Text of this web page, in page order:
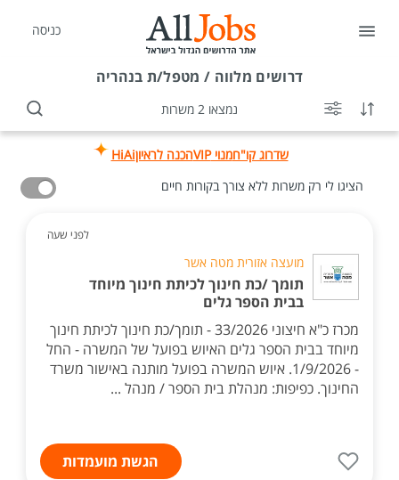
כניסה
דרושים מלווה / מטפל/ת בנהריה
נמצאו 2 משרות
שדרוג קו"חמנוי VIP הכנה לראיוןHiAi
הציגו לי רק משרות ללא צורך בקורות חיים
לפני שעה
מועצה אזורית מטה אשר
תומך /כת חינוך לכיתת חינוך מיוחד
בבית הספר גלים
מכרז כ"א חיצוני 33/2026 - תומך/כת חינוך לכיתת חינוך
מיוחד בבית הספר גלים האיוש בפועל של המשרה - החל
- 1/9/2026. איוש המשרה בפועל מותנה באישור משרד
החינוך. כפיפות: מנהלת בית הספר / מנהל ...
הגשת מועמדות